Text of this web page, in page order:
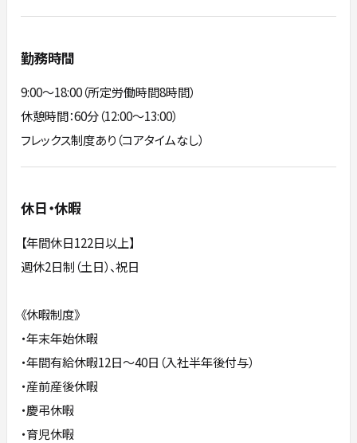
勤務時間
9:00～18:00（所定労働時間8時間）
休憩時間：60分（12:00～13:00）
フレックス制度あり（コアタイムなし）
休日・休暇
【年間休日122日以上】
週休2日制（土日）、祝日
《休暇制度》
・年末年始休暇
・年間有給休暇12日～40日（入社半年後付与）
・産前産後休暇
・慶弔休暇
・育児休暇